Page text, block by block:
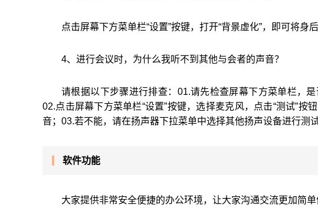
点击屏幕下方菜单栏“设置”按键，打开“背景虚化”，即可将身
4、进行会议时，为什么我听不到其他与会者的声音？
请根据以下步骤进行排查：01.请先检查屏幕下方菜单栏，
02.点击屏幕下方菜单栏“设置”按键，选择麦克风，点击“测试”
音；03.若不能，请在扬声器下拉菜单中选择其他扬声设备进行测试
软件功能
大家提供非常安全便捷的办公环境，让大家沟通交流更加简单